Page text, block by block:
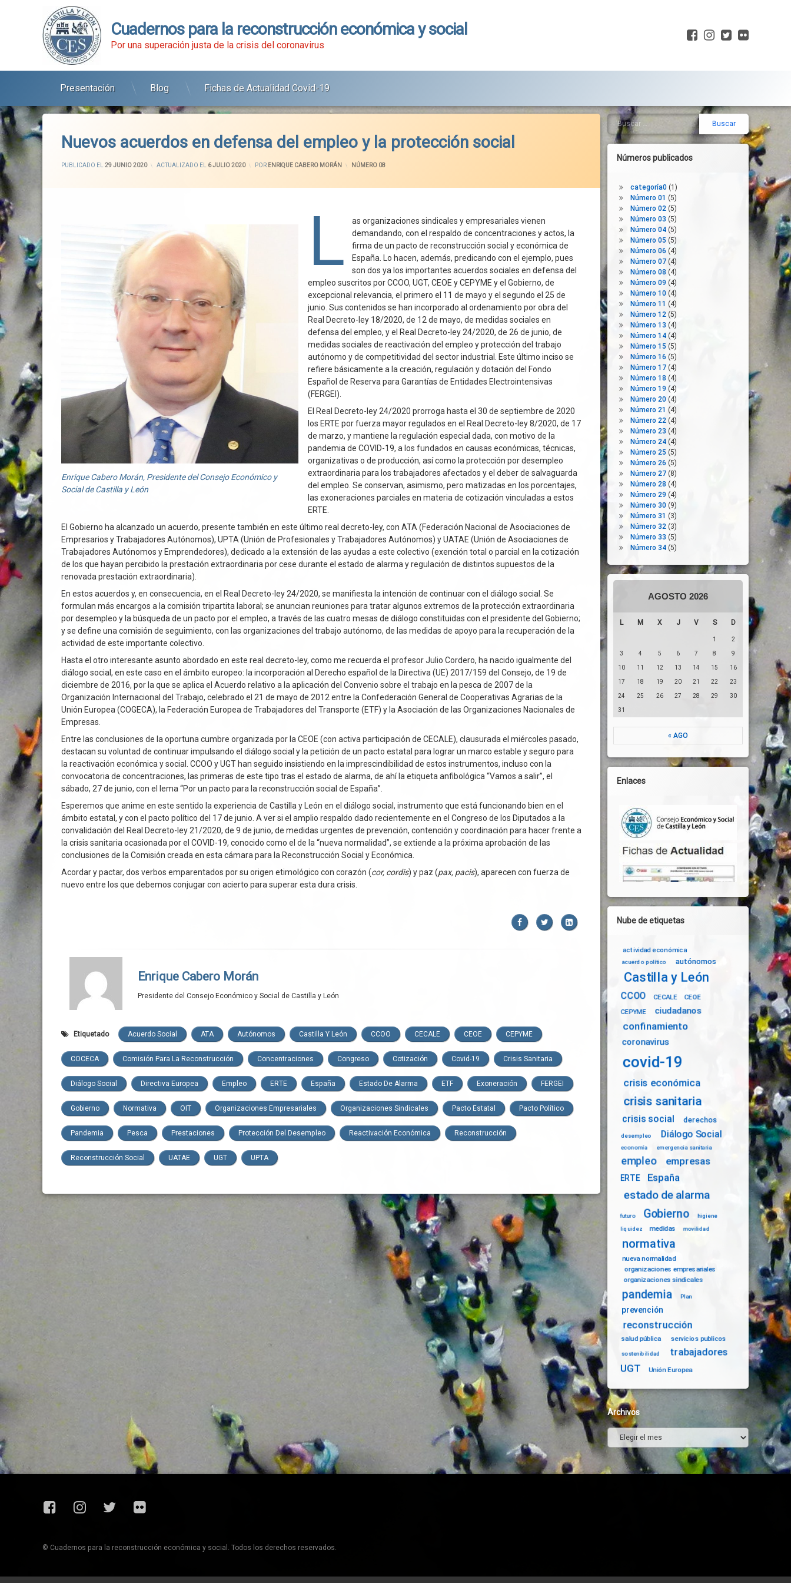
Ir
al
contenido
Cuadernos para la reconstrucción económica y social
Por una superación justa de la crisis del coronavirus
Facebook
Instagram
Twitter
Presentación Blog Fichas de Actualidad Covid-19
Nuevos acuerdos en defensa del empleo y la protección social
PUBLICADO EL29 JUNIO 2020 ACTUALIZADO EL 6 JULIO 2020 POR ENRIQUE CABERO MORÁN CATEGORÍAS:
NÚMERO 08
Enrique Cabero Morán, Presidente del Consejo Económico y
Social de Castilla y León
L
as organizaciones sindicales y empresariales vienen
demandando, con el respaldo de concentraciones y actos, la
firma de un pacto de reconstrucción social y económica de
España. Lo hacen, además, predicando con el ejemplo, pues
son dos ya los importantes acuerdos sociales en defensa del
empleo suscritos por CCOO, UGT, CEOE y CEPYME y el Gobierno, de
excepcional relevancia, el primero el 11 de mayo y el segundo el 25 de
junio. Sus contenidos se han incorporado al ordenamiento por obra del
Real Decreto-ley 18/2020, de 12 de mayo, de medidas sociales en
defensa del empleo, y el Real Decreto-ley 24/2020, de 26 de junio, de
medidas sociales de reactivación del empleo y protección del trabajo
autónomo y de competitividad del sector industrial. Este último inciso se
refiere básicamente a la creación, regulación y dotación del Fondo
Español de Reserva para Garantías de Entidades Electrointensivas
(FERGEI).
El Real Decreto-ley 24/2020 prorroga hasta el 30 de septiembre de 2020
los ERTE por fuerza mayor regulados en el Real Decreto-ley 8/2020, de 17
de marzo, y mantiene la regulación especial dada, con motivo de la
pandemia de COVID-19, a los fundados en causas económicas, técnicas,
organizativas o de producción, así como la protección por desempleo
extraordinaria para los trabajadores afectados y el deber de salvaguarda
del empleo. Se conservan, asimismo, pero matizadas en los porcentajes,
las exoneraciones parciales en materia de cotización vinculadas a estos
ERTE.
El Gobierno ha alcanzado un acuerdo, presente también en este último real decreto-ley, con ATA (Federación Nacional de Asociaciones de
Empresarios y Trabajadores Autónomos), UPTA (Unión de Profesionales y Trabajadores Autónomos) y UATAE (Unión de Asociaciones de
Trabajadores Autónomos y Emprendedores), dedicado a la extensión de las ayudas a este colectivo (exención total o parcial en la cotización
de los que hayan percibido la prestación extraordinaria por cese durante el estado de alarma y regulación de distintos supuestos de la
renovada prestación extraordinaria).
En estos acuerdos y, en consecuencia, en el Real Decreto-ley 24/2020, se manifiesta la intención de continuar con el diálogo social. Se
formulan más encargos a la comisión tripartita laboral; se anuncian reuniones para tratar algunos extremos de la protección extraordinaria
por desempleo y la búsqueda de un pacto por el empleo, a través de las cuatro mesas de diálogo constituidas con el presidente del Gobierno;
y se define una comisión de seguimiento, con las organizaciones del trabajo autónomo, de las medidas de apoyo para la recuperación de la
actividad de este importante colectivo.
Hasta el otro interesante asunto abordado en este real decreto-ley, como me recuerda el profesor Julio Cordero, ha nacido igualmente del
diálogo social, en este caso en el ámbito europeo: la incorporación al Derecho español de la Directiva (UE) 2017/159 del Consejo, de 19 de
diciembre de 2016, por la que se aplica el Acuerdo relativo a la aplicación del Convenio sobre el trabajo en la pesca de 2007 de la
Organización Internacional del Trabajo, celebrado el 21 de mayo de 2012 entre la Confederación General de Cooperativas Agrarias de la
Unión Europea (COGECA), la Federación Europea de Trabajadores del Transporte (ETF) y la Asociación de las Organizaciones Nacionales de
Empresas.
Entre las conclusiones de la oportuna cumbre organizada por la CEOE (con activa participación de CECALE), clausurada el miércoles pasado,
destacan su voluntad de continuar impulsando el diálogo social y la petición de un pacto estatal para lograr un marco estable y seguro para
la reactivación económica y social. CCOO y UGT han seguido insistiendo en la imprescindibilidad de estos instrumentos, incluso con la
convocatoria de concentraciones, las primeras de este tipo tras el estado de alarma, de ahí la etiqueta anfibológica “Vamos a salir”, el
sábado, 27 de junio, con el lema “Por un pacto para la reconstrucción social de España”.
Esperemos que anime en este sentido la experiencia de Castilla y León en el diálogo social, instrumento que está funcionando bien en el
ámbito estatal, y con el pacto político del 17 de junio. A ver si el amplio respaldo dado recientemente en el Congreso de los Diputados a la
convalidación del Real Decreto-ley 21/2020, de 9 de junio, de medidas urgentes de prevención, contención y coordinación para hacer frente a
la crisis sanitaria ocasionada por el COVID-19, conocido como el de la “nueva normalidad”, se extiende a la próxima aprobación de las
conclusiones de la Comisión creada en esta cámara para la Reconstrucción Social y Económica.
Acordar y pactar, dos verbos emparentados por su origen etimológico con corazón (cor, cordis) y paz (pax, pacis), aparecen con fuerza de
nuevo entre los que debemos conjugar con acierto para superar esta dura crisis.
FacebookTwitterLinkedIn
Enrique Cabero Morán
Presidente del Consejo Económico y Social de Castilla y León
Etiquetado Acuerdo Social ATA Autónomos Castilla Y León CCOO CECALE CEOE CEPYME
COCECA Comisión Para La Reconstrucción Concentraciones Congreso Cotización Covid-19 Crisis Sanitaria
Diálogo Social Directiva Europea Empleo ERTE España Estado De Alarma ETF Exoneración FERGEI
Gobierno Normativa OIT Organizaciones Empresariales Organizaciones Sindicales Pacto Estatal Pacto Político
Pandemia Pesca Prestaciones Protección Del Desempleo Reactivación Económica Reconstrucción
Reconstrucción Social UATAE UGT UPTA
Barra
lateral
derecha
Buscar:
Números publicados
categoría0(1)
Número 01 (5)
Número 02(5)
Número 03 (5)
Número 04(5)
Número 05 (5)
Número 06 (4)
Número 07(4)
Número 08 (4)
Número 09 (4)
Número 10(4)
Número 11 (4)
Número 12(5)
Número 13 (4)
Número 14(4)
Número 15 (5)
Número 16 (5)
Número 17(4)
Número 18 (4)
Número 19 (4)
Número 20(4)
Número 21 (4)
Número 22(4)
Número 23 (4)
Número 24(4)
Número 25 (5)
Número 26 (5)
Número 27(8)
Número 28 (4)
Número 29 (4)
Número 30(9)
Número 31 (3)
Número 32(3)
Número 33 (5)
Número 34(5)
AGOSTO 2026
L M X J V S D
1 2
3 4 5 6 7 8 9
10 11 12 13 14 15 16
17 18 19 20 21 22 23
24 25 26 27 28 29 30
31
« AGO
Enlaces
Nube de etiquetas
actividad económica
acuerdo político autónomos
Castilla y León
CCOO CECALE
CEOE
CEPYME
ciudadanos
confinamiento
coronavirus
covid-19
crisis económica
crisis sanitaria
crisis social derechos
desempleo Diálogo Social
economía emergencia sanitaria
empleo empresas
ERTE España
estado de alarma
futuro Gobierno
higiene
liquidez
medidas movilidad
normativa
nueva normalidad
organizaciones empresariales
organizaciones sindicales
pandemia Plan
prevención
reconstrucción
salud pública servicios publicos
sostenibilidad
trabajadores
UGT
Unión Europea
Archivos
Archivos
FacebookInstagram
TwitterFlickr
© Cuadernos para la reconstrucción económica y social. Todos los derechos reservados.